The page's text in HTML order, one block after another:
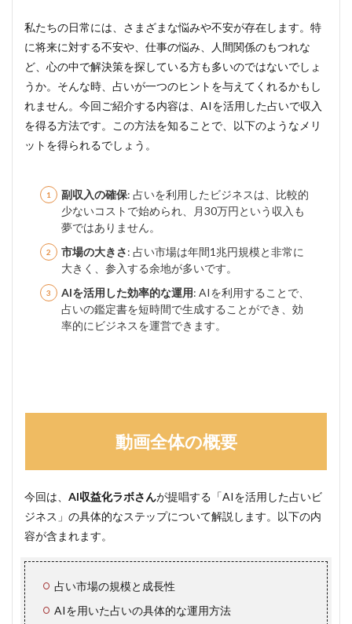
私たちの日常には、さまざまな悩みや不安が存在します。特
に将来に対する不安や、仕事の悩み、人間関係のもつれな
ど、心の中で解決策を探している方も多いのではないでしょ
うか。そんな時、占いが一つのヒントを与えてくれるかもし
れません。今回ご紹介する内容は、AIを活用した占いで収入
を得る方法です。この方法を知ることで、以下のようなメリ
ットを得られるでしょう。
副収入の確保: 占いを利用したビジネスは、比較的
少ないコストで始められ、月30万円という収入も
夢ではありません。
市場の大きさ: 占い市場は年間1兆円規模と非常に
大きく、参入する余地が多いです。
AIを活用した効率的な運用: AIを利用することで、
占いの鑑定書を短時間で生成することができ、効
率的にビジネスを運営できます。
動画全体の概要
今回は、 AI収益化ラボさんが提唱する「AIを活用した占いビ
ジネス」の具体的なステップについて解説します。以下の内
容が含まれます。
占い市場の規模と成長性
AIを用いた占いの具体的な運用方法